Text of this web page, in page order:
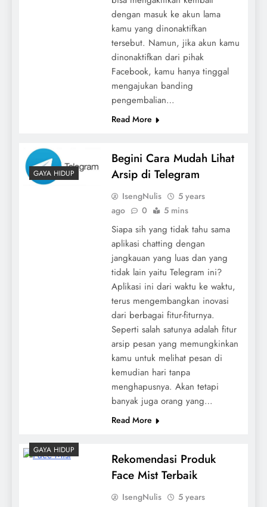
dengan masuk ke akun lama
kamu yang dinonaktifkan
tersebut. Namun, jika akun kamu
dinonaktifkan dari pihak
Facebook, kamu hanya tinggal
mengajukan banding
pengembalian…
Read More
GAYA HIDUP
Begini Cara Mudah Lihat
Arsip di Telegram
IsengNulis
5 years
ago
0 5 mins
Siapa sih yang tidak tahu sama
aplikasi chatting dengan
jangkauan yang luas dan yang
tidak lain yaitu Telegram ini?
Aplikasi ini dari waktu ke waktu,
terus mengembangkan inovasi
dari berbagai fitur-fiturnya.
Seperti salah satunya adalah fitur
arsip pesan yang memungkinkan
kamu untuk melihat pesan di
kemudian hari tanpa
menghapusnya. Akan tetapi
banyak juga orang yang…
Read More
GAYA HIDUP
Rekomendasi Produk
Face Mist Terbaik
IsengNulis
5 years